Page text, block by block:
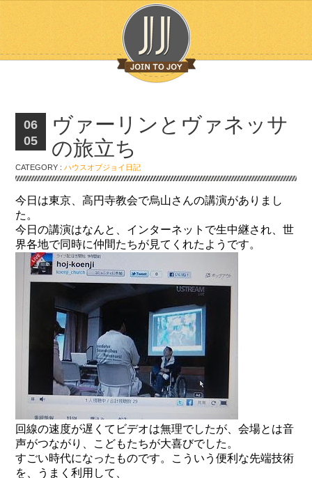
06
05
ヴァーリンとヴァネッサ
の旅立ち
CATEGORY :ハウスオブジョイ日記
今日は東京、高円寺教会で烏山さんの講演がありまし
た。
今日の講演はなんと、インターネットで生中継され、世
界各地で同時に仲間たちが見てくれたようです。
回線の速度が遅くてビデオは無理でしたが、会場とは音
声がつながり、こどもたちが大喜びでした。
すごい時代になったものです。こういう便利な先端技術
を、うまく利用して、